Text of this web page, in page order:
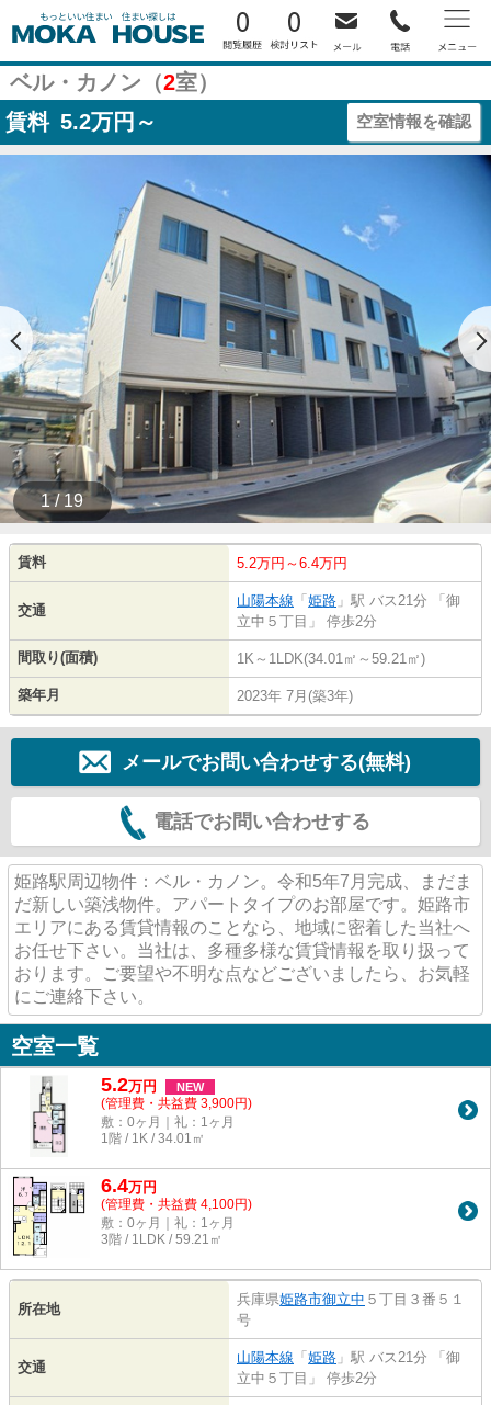
0 0
ベル・カノン（2室）
賃料 5.2万円～ 空室情報を確認
1 / 19
賃料 5.2万円～6.4万円
交通
山陽本線 「 姫路 」駅 バス21分 「御
立中５丁目」 停歩2分
間取り(面積) 1K～1LDK(34.01㎡～59.21㎡)
築年月 2023年 7月(築3年)
メールでお問い合わせする(無料)
電話でお問い合わせする
姫路駅周辺物件：ベル・カノン。令和5年7月完成、まだま
だ新しい築浅物件。アパートタイプのお部屋です。姫路市
エリアにある賃貸情報のことなら、地域に密着した当社へ
お任せ下さい。当社は、多種多様な賃貸情報を取り扱って
おります。ご要望や不明な点などございましたら、お気軽
にご連絡下さい。
空室一覧
5.2万円 NEW
(管理費・共益費 3,900円)
敷：0ヶ月｜礼：1ヶ月
1階 / 1K / 34.01㎡
6.4万円
(管理費・共益費 4,100円)
敷：0ヶ月｜礼：1ヶ月
3階 / 1LDK / 59.21㎡
所在地
兵庫県姫路市御立中 ５丁目３番５１
号
交通
山陽本線 「 姫路 」駅 バス21分 「御
立中５丁目」 停歩2分